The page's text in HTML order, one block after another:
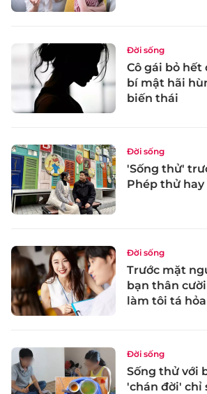
Đời sống
Cô gái bỏ hết
bí mật hãi
biến thái
Đời sống
'Sống thử'
Phép thử hay
Đời sống
Trước mặt
bạn thân
làm tôi tá hỏa
Đời sống
Sống thử với
'chán đời' chỉ